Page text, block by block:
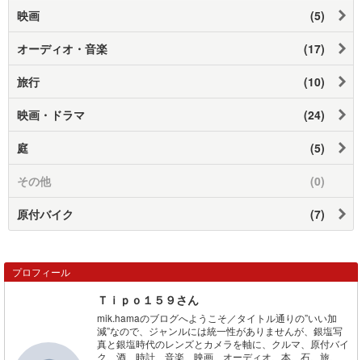
映画 (5)
オーディオ・音楽 (17)
旅行 (10)
映画・ドラマ (24)
庭 (5)
その他 (0)
原付バイク (7)
プロフィール
Ｔｉｐｏ１５９さん
mik.hamaのブログへようこそ／タイトル通りの”いい加
減”なので、ジャンルには統一性がありませんが、銀塩写
真と銀塩時代のレンズとカメラを軸に、クルマ、原付バイ
ク、酒、時計、音楽、映画、オーディオ、本、石、旅、